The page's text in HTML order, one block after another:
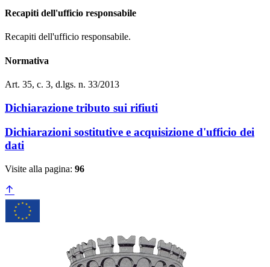
Recapiti dell'ufficio responsabile
Recapiti dell'ufficio responsabile.
Normativa
Art. 35, c. 3, d.lgs. n. 33/2013
Dichiarazione tributo sui rifiuti
Dichiarazioni sostitutive e acquisizione d'ufficio dei
dati
Visite alla pagina: 96